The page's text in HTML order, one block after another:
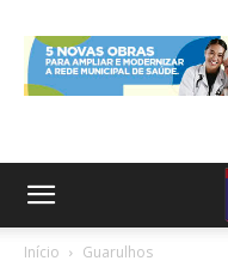
Início Guarulhos